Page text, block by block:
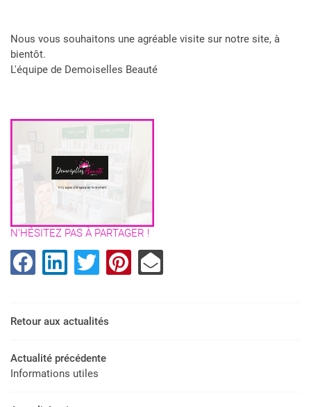
ACCUEIL
DU CORPS
ONGLERIE
GALERIE
Nous vous souhaitons une agréable visite sur notre site, à
bientôt.
L'équipe de Demoiselles Beauté
N'HÉSITEZ PAS À PARTAGER !
Retour aux actualités
Actualité précédente
Informations utiles